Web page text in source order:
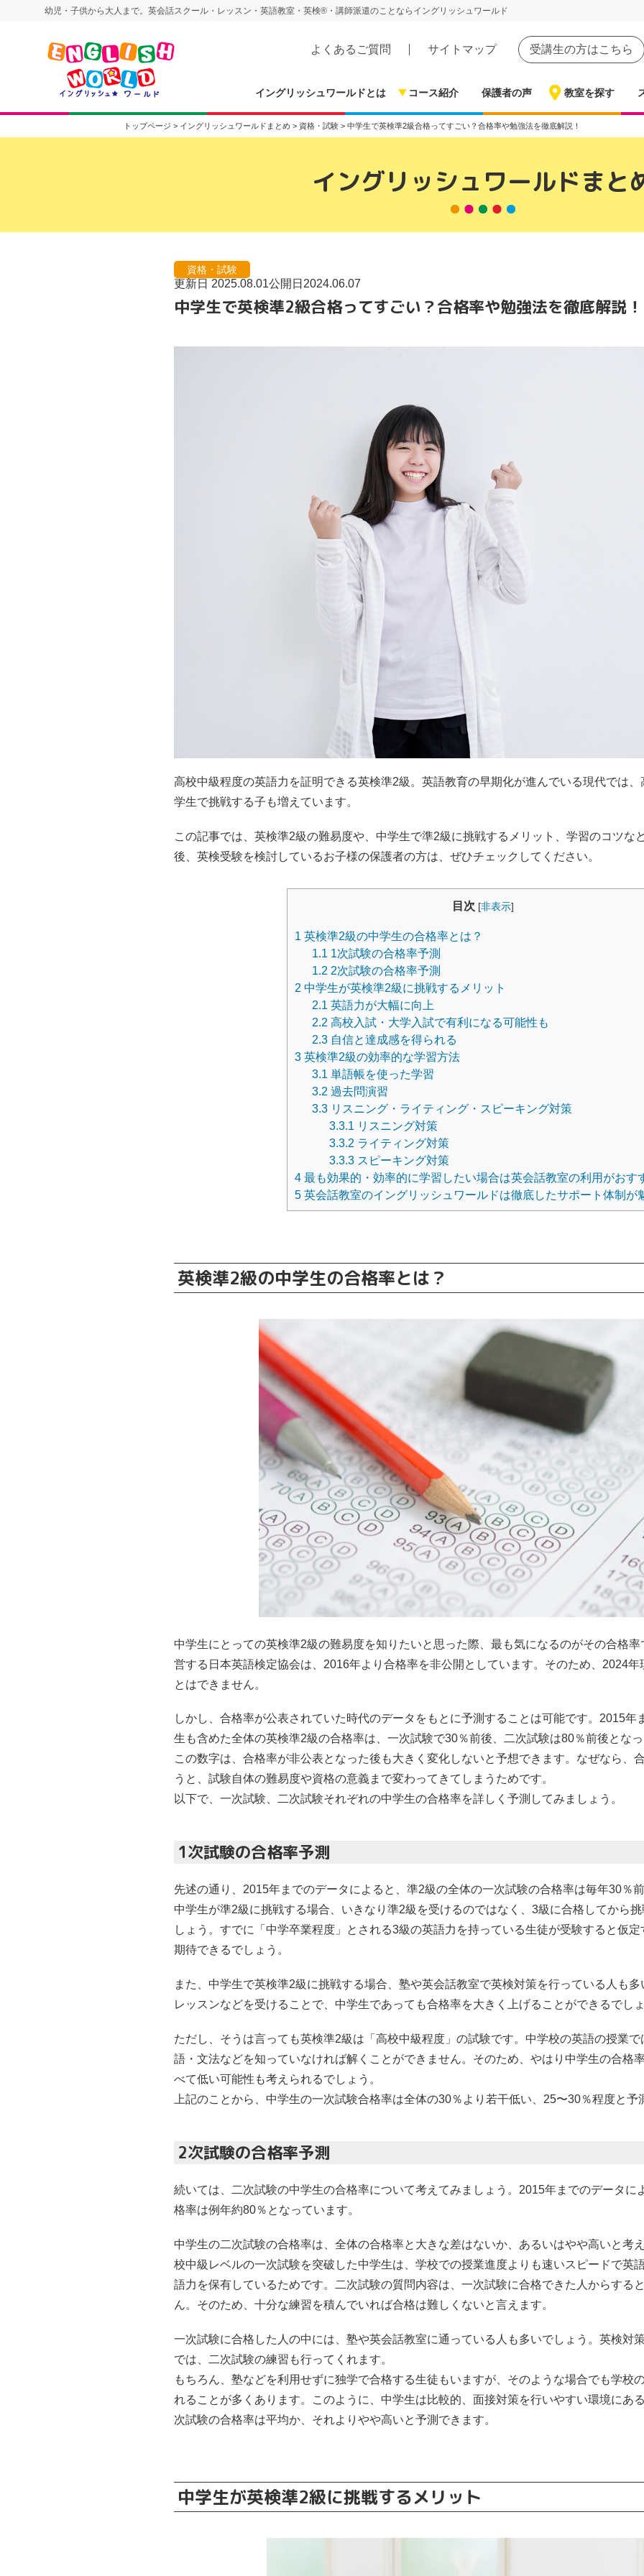
幼児・子供から大人まで。英会話スクール・レッスン・英語教室・英検®・講師派遣のことならイングリッシュワールド
イングリッシュワールドとは コース紹介 保護者の声 教室を探す
よくあるご質問 サイトマップ 受講生の方はこちら
トップページ > イングリッシュワールドまとめ > 資格・試験 > 中学生で英検準2級合格ってすごい？合格率や勉強法を徹底解説！
イングリッシュワールドまと
資格・試験
更新日 2025.08.01公開日2024.06.07
中学生で英検準2級合格ってすごい？合格率や勉強法を徹底解説！
高校中級程度の英語力を証明できる英検準2級。英語教育の早期化が進んでいる現代では
学生で挑戦する子も増えています。
この記事では、英検準2級の難易度や、中学生で準2級に挑戦するメリット、学習のコツな
後、英検受験を検討しているお子様の保護者の方は、ぜひチェックしてください。
目次 [非表示]
1 英検準2級の中学生の合格率とは？
1.1 1次試験の合格率予測
1.2 2次試験の合格率予測
2 中学生が英検準2級に挑戦するメリット
2.1 英語力が大幅に向上
2.2 高校入試・大学入試で有利になる可能性も
2.3自信と達成感を得られる
3英検準2級の効率的な学習方法
3.1 単語帳を使った学習
3.2 過去問演習
3.3リスニング・ライティング・スピーキング対策
3.3.1 リスニング対策
3.3.2 ライティング対策
3.3.3スピーキング対策
4最も効果的・効率的に学習したい場合は英会話教室の利用がおす
5英会話教室のイングリッシュワールドは徹底したサポート体制が
英検準2級の中学生の合格率とは？
中学生にとっての英検準2級の難易度を知りたいと思った際、最も気になるのがその合格
営する日本英語検定協会は、2016年より合格率を非公開としています。そのため、2024年
とはできません。
しかし、合格率が公表されていた時代のデータをもとに予測することは可能です。2015年
生も含めた全体の英検準2級の合格率は、一次試験で30％前後、二次試験は80％前後となっ
この数字は、合格率が非公表となった後も大きく変化しないと予想できます。なぜなら、
うと、試験自体の難易度や資格の意義まで変わってきてしまうためです。
以下で、一次試験、二次試験それぞれの中学生の合格率を詳しく予測してみましょう。
1次試験の合格率予測
先述の通り、2015年までのデータによると、準2級の全体の一次試験の合格率は毎年30％前
中学生が準2級に挑戦する場合、いきなり準2級を受けるのではなく、3級に合格してから
しょう。すでに「中学卒業程度」とされる3級の英語力を持っている生徒が受験すると仮
期待できるでしょう。
また、中学生で英検準2級に挑戦する場合、塾や英会話教室で英検対策を行っている人も
レッスンなどを受けることで、中学生であっても合格率を大きく上げることができるでしょ
ただし、そうは言っても英検準2級は「高校中級程度」の試験です。中学校の英語の授業
語・文法などを知っていなければ解くことができません。そのため、やはり中学生の合格
べて低い可能性も考えられるでしょう。
上記のことから、中学生の一次試験合格率は全体の30％より若干低い、25〜30％程度と予
2次試験の合格率予測
続いては、二次試験の中学生の合格率について考えてみましょう。2015年までのデータに
格率は例年約80％となっています。
中学生の二次試験の合格率は、全体の合格率と大きな差はないか、あるいはやや高いと考
校中級レベルの一次試験を突破した中学生は、学校での授業進度よりも速いスピードで英
語力を保有しているためです。二次試験の質問内容は、一次試験に合格できた人からする
ん。そのため、十分な練習を積んでいれば合格は難しくないと言えます。
一次試験に合格した人の中には、塾や英会話教室に通っている人も多いでしょう。英検対
では、二次試験の練習も行ってくれます。
もちろん、塾などを利用せずに独学で合格する生徒もいますが、そのような場合でも学校
れることが多くあります。このように、中学生は比較的、面接対策を行いやすい環境にあ
次試験の合格率は平均か、それよりやや高いと予測できます。
中学生が英検準2級に挑戦するメリット